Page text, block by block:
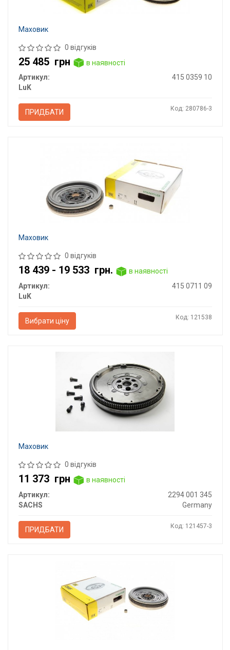
Маховик
0 відгуків
25 485 грн
в наявності
Артикул:
415 0359 10
LuK
ПРИДБАТИ Код: 280786-3
Маховик
0 відгуків
18 439 - 19 533 грн.
в наявності
Артикул:
415 0711 09
LuK
Вибрати ціну Код: 121538
Маховик
0 відгуків
11 373 грн
в наявності
Артикул:
2294 001 345
SACHS
Germany
ПРИДБАТИ Код: 121457-3